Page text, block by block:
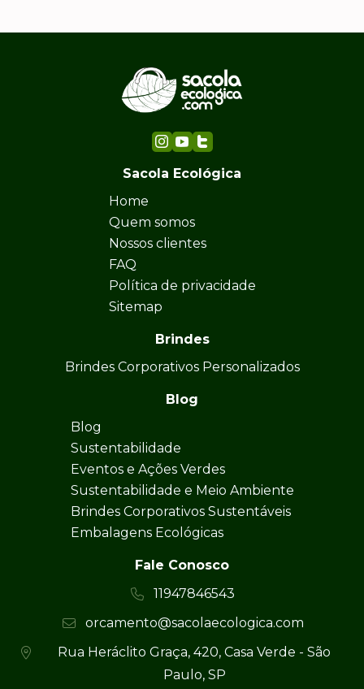
Sacola Ecológica
Home
Quem somos
Nossos clientes
FAQ
Política de privacidade
Sitemap
Brindes
Brindes Corporativos Personalizados
Blog
Blog
Sustentabilidade
Eventos e Ações Verdes
Sustentabilidade e Meio Ambiente
Brindes Corporativos Sustentáveis
Embalagens Ecológicas
Fale Conosco
11947846543
orcamento@sacolaecologica.com
Rua Heráclito Graça, 420, Casa Verde - São
Paulo, SP